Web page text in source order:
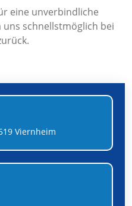
eine unverbindliche
schnellstmöglich bei
Viernheim